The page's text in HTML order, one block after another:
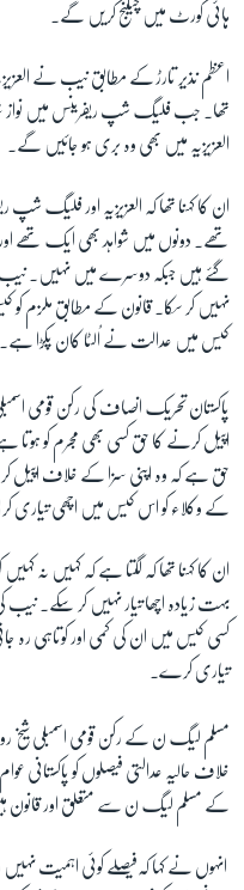
زبان
ہائی کورٹ میں چیلنج کریں گے۔
اعظم نذیر تارڑ کے مطابق نیب نے
تھا۔ جب فلیگ شپ ریفرینس میں نواز
العزیزیہ میں بھی وہ بری ہو جائیں گے۔
ان کا کہنا تھا کہ العزیزیہ اور فلیگ
تھے۔ دونوں میں شواہد بھی ایک تھے
گئے ہیں جبکہ دوسرے میں نہیں۔
نہیں کر سکا۔ قانون کے مطابق ملزم
کیس میں عدالت نے اُلٹا کان پکڑا ہے۔
پاکستان تحریک انصاف کی رکن قومی
اپیل کرنے کا حق کسی بھی مجرم کو ہوتا
حق ہے کہ وہ اپنی سزا کے خلاف اپیل
کے وکلاء کو اس کیس میں اچھی تیاری
ان کا کہنا تھا کہ لگتا ہے کہ کہیں نہ
بہت زیادہ اچھا تیار نہیں کر سکے۔ نیب
کسی کیس میں ان کی کمی اور کوتاہی رہ
تیاری کرے۔
مسلم لیگ ن کے رکن قومی اسمبلی
خلاف حالیہ عدالتی فیصلوں کو
کے مسلم لیگ ن سے متعلق اور قانون
فیصلے کوئی اہمیت نہیں